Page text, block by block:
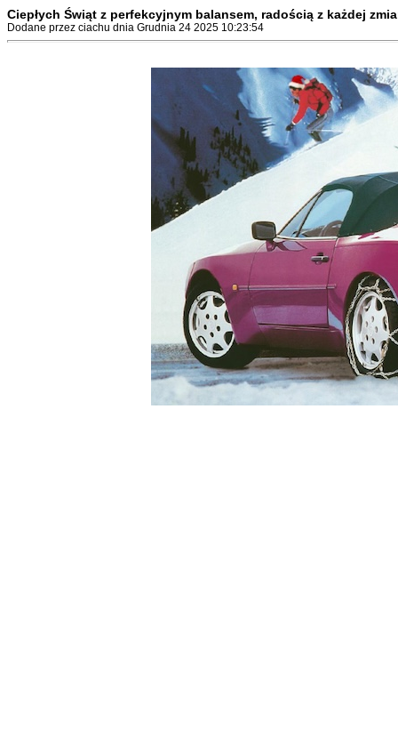
Ciepłych Świąt z perfekcyjnym balansem, radością z każdej
Dodane przez ciachu dnia Grudnia 24 2025 10:23:54